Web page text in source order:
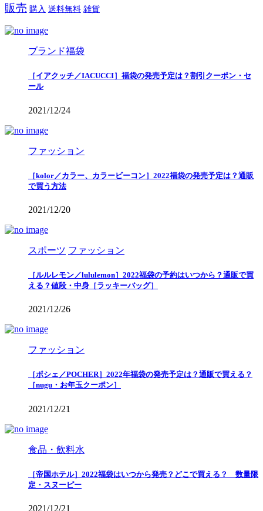
販売 購入 送料無料 雑貨
ブランド福袋
［イアクッチ／IACUCCI］福袋の発売予定は？割引クーポン・セ
ール
2021/12/24
ファッション
［kolor／カラー、カラービーコン］2022福袋の発売予定は？通販
で買う方法
2021/12/20
スポーツ ファッション
［ルルレモン／lululemon］2022福袋の予約はいつから？通販で買
える？値段・中身［ラッキーバッグ］
2021/12/26
ファッション
［ポシェ／POCHER］2022年福袋の発売予定は？通販で買える？
［nugu・お年玉クーポン］
2021/12/21
食品・飲料水
［帝国ホテル］2022福袋はいつから発売？どこで買える？ 数量限
定・スヌーピー
2021/12/21